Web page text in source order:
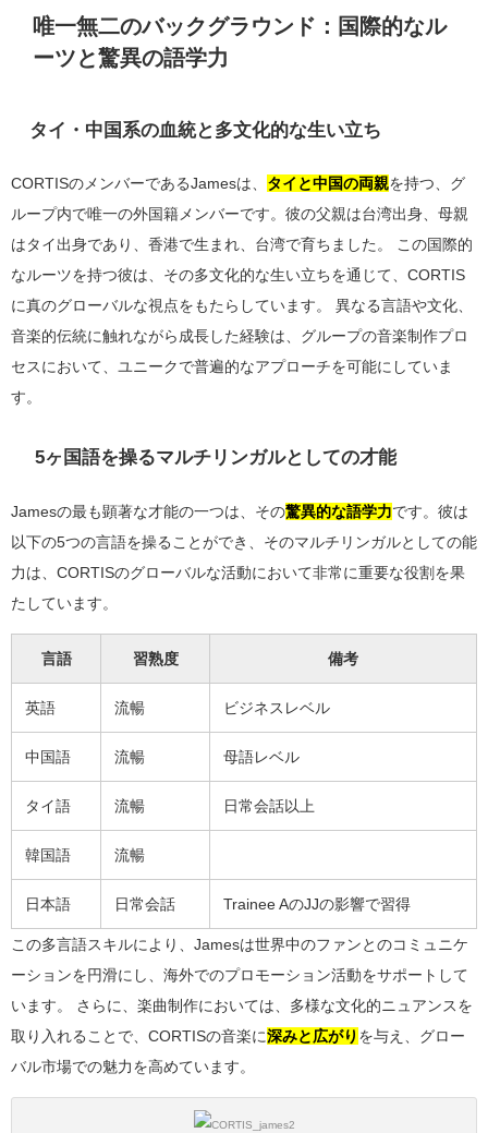
唯一無二のバックグラウンド：国際的なル
ーツと驚異の語学力
タイ・中国系の血統と多文化的な生い立ち
CORTISのメンバーであるJamesは、 タイと中国の両親を持つ、グ
ループ内で唯一の外国籍メンバーです。彼の父親は台湾出身、母親
はタイ出身であり、香港で生まれ、台湾で育ちました。 この国際的
なルーツを持つ彼は、その多文化的な生い立ちを通じて、CORTIS
に真のグローバルな視点をもたらしています。 異なる言語や文化、
音楽的伝統に触れながら成長した経験は、グループの音楽制作プロ
セスにおいて、ユニークで普遍的なアプローチを可能にしていま
す。
5ヶ国語を操るマルチリンガルとしての才能
Jamesの最も顕著な才能の一つは、その驚異的な語学力です。彼は
以下の5つの言語を操ることができ、そのマルチリンガルとしての能
力は、CORTISのグローバルな活動において非常に重要な役割を果
たしています。
言語 習熟度 備考
英語 流暢 ビジネスレベル
中国語 流暢 母語レベル
タイ語 流暢 日常会話以上
韓国語 流暢
日本語 日常会話 Trainee AのJJの影響で習得
この多言語スキルにより、Jamesは世界中のファンとのコミュニケ
ーションを円滑にし、海外でのプロモーション活動をサポートして
います。 さらに、楽曲制作においては、多様な文化的ニュアンスを
取り入れることで、CORTISの音楽に深みと広がり を与え、グロー
バル市場での魅力を高めています。